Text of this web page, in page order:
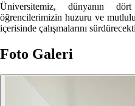
Üniversitemiz, dünyanın
öğrencilerimizin huzuru ve
içerisinde çalışmalarını
Foto Galeri